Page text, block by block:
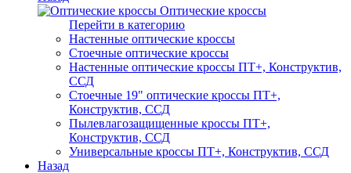
Оптические кроссы
Перейти в категорию
Настенные оптические кроссы
Стоечные оптические кроссы
Настенные оптические кроссы ПТ+, Конструктив,
ССД
Стоечные 19" оптические кроссы ПТ+,
Конструктив, ССД
Пылевлагозащищенные кроссы ПТ+,
Конструктив, ССД
Универсальные кроссы ПТ+, Конструктив, ССД
Назад